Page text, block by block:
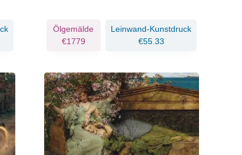
Ölgemälde
€1779
Leinwand-Kunstdruck
€55.33